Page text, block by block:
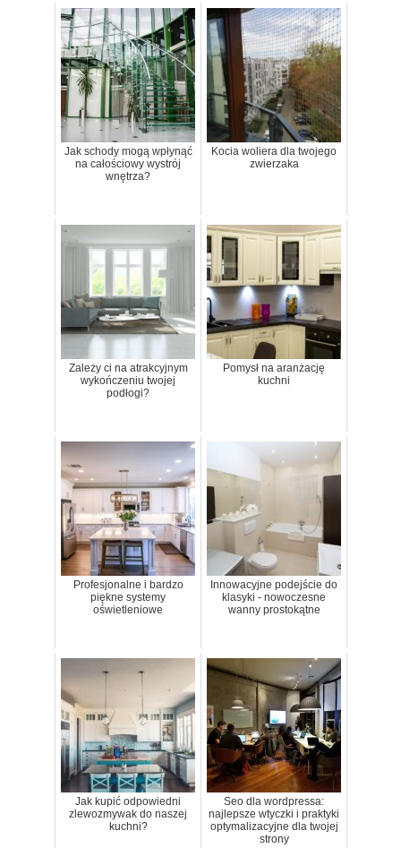
Jak schody mogą wpłynąć
na całościowy wystrój
wnętrza?
Kocia woliera dla twojego
zwierzaka
Zależy ci na atrakcyjnym
wykończeniu twojej
podłogi?
Pomysł na aranżację
kuchni
Profesjonalne i bardzo
piękne systemy
oświetleniowe
Innowacyjne podejście do
klasyki - nowoczesne
wanny prostokątne
Jak kupić odpowiedni
zlewozmywak do naszej
kuchni?
Seo dla wordpressa:
najlepsze wtyczki i praktyki
optymalizacyjne dla twojej
strony